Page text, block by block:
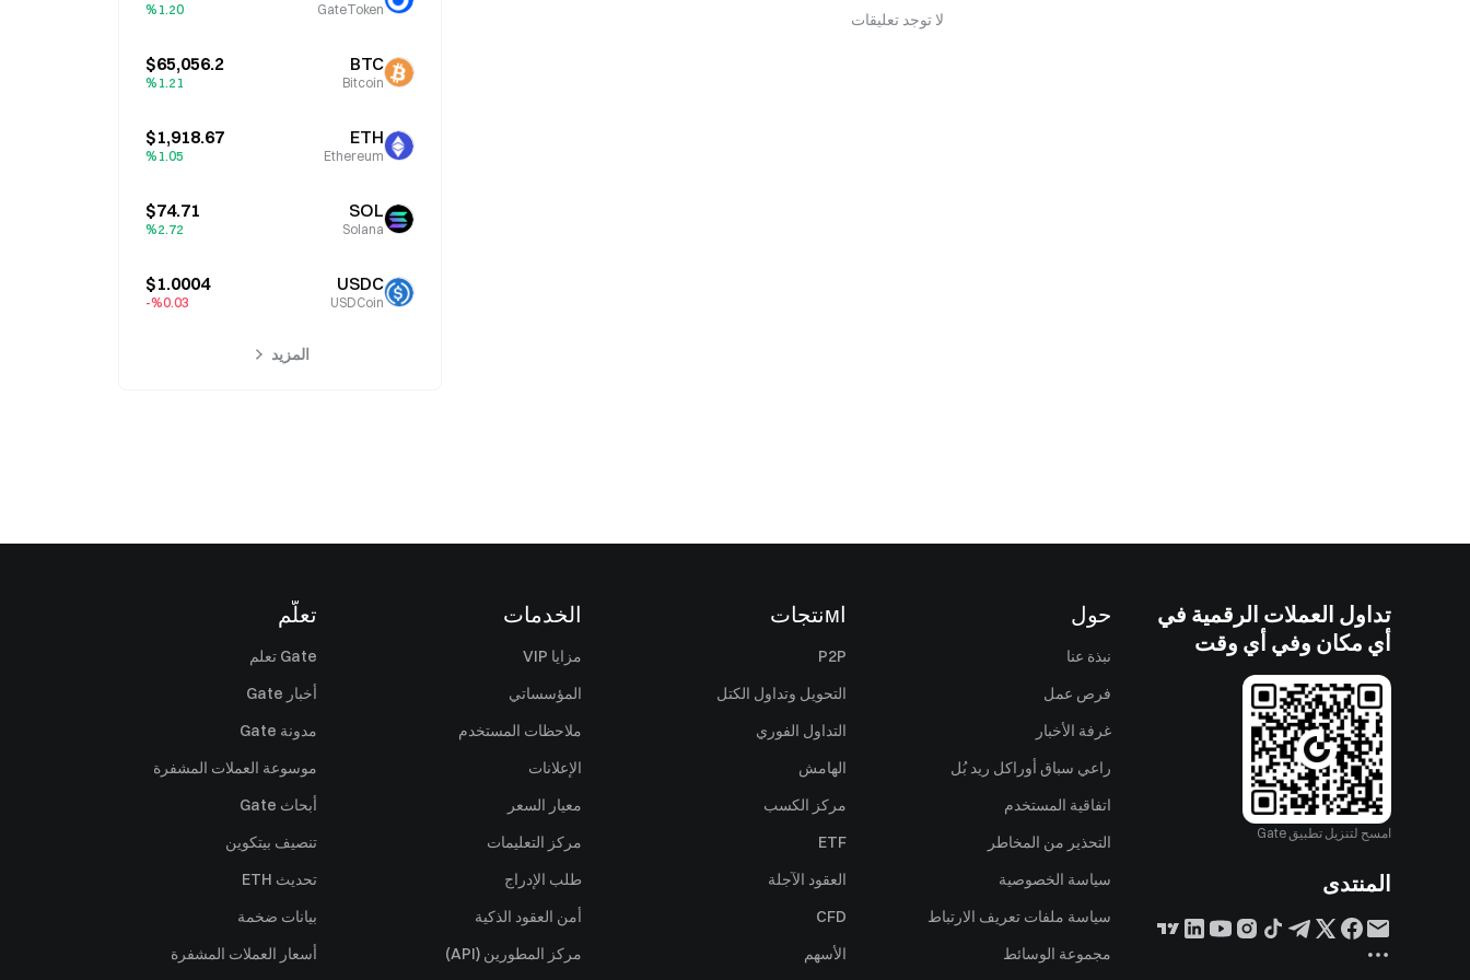
لا توجد تعليقات
GateToken
%1.20
BTC
Bitcoin
$65,056.2
%1.21
ETH
Ethereum
$1,918.67
%1.05
SOL
Solana
$74.71
%2.72
USDC
USDCoin
$1.0004
%0.03-
المزيد
تداول العملات الرقمية في
أي مكان وفي أي وقت
امسح لتنزيل تطبيق Gate
المنتدى
حول
نبذة عنا
فرص عمل
غرفة الأخبار
راعي سباق أوراكل ريد بُل
اتفاقية المستخدم
التحذير من المخاطر
سياسة الخصوصية
سياسة ملفات تعريف الارتباط
مجموعة الوسائط
اмنتجات
P2P
التحويل وتداول الكتل
التداول الفوري
الهامش
مركز الكسب
ETF
العقود الآجلة
CFD
الأسهم
الخدمات
مزايا VIP
المؤسساتي
ملاحظات المستخدم
الإعلانات
معيار السعر
مركز التعليمات
طلب الإدراج
أمن العقود الذكية
مركز المطورين (API)
تعلّم
Gate تعلم
أخبار Gate
مدونة Gate
موسوعة العملات المشفرة
أبحاث Gate
تنصيف بيتكوين
تحديث ETH
بيانات ضخمة
أسعار العملات المشفرة